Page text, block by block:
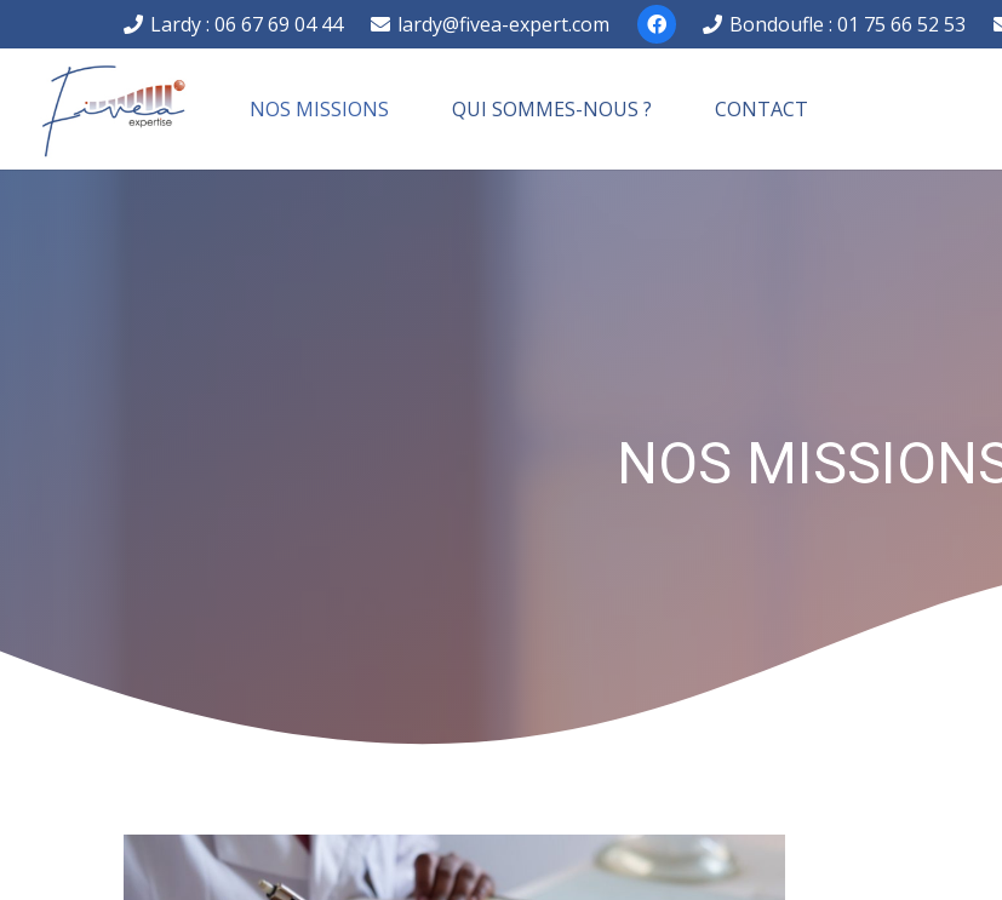
Lardy : 06 67 69 04 44 lardy@fivea-expert.com Bondoufle : 01 75 66 52 53
NOS MISSIONS QUI SOMMES-NOUS ? CONTACT
NOS